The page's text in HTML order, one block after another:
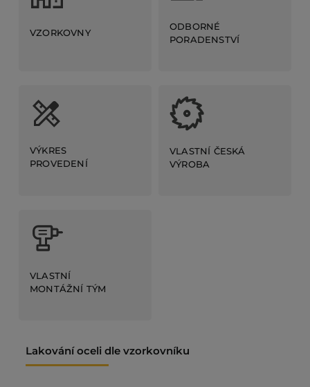
VZORKOVNY
ODBORNÉ
PORADENSTVÍ
VÝKRES
PROVEDENÍ
VLASTNÍ ČESKÁ
VÝROBA
VLASTNÍ
MONTÁŽNÍ TÝM
Lakování oceli dle vzorkovníku